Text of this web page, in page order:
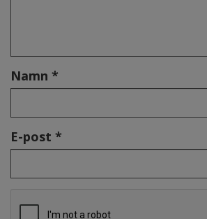
Namn *
E-post *